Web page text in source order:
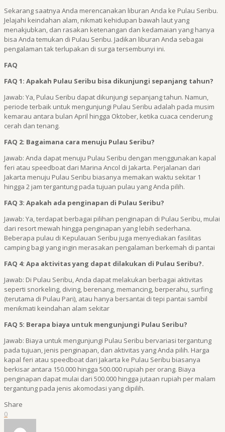
Sekarang saatnya Anda merencanakan liburan Anda ke Pulau Seribu.
Jelajahi keindahan alam, nikmati kehidupan bawah laut yang
menakjubkan, dan rasakan ketenangan dan kedamaian yang hanya
bisa Anda temukan di Pulau Seribu. Jadikan liburan Anda sebagai
pengalaman tak terlupakan di surga tersembunyi ini.
FAQ
FAQ 1: Apakah Pulau Seribu bisa dikunjungi sepanjang tahun?
Jawab: Ya, Pulau Seribu dapat dikunjungi sepanjang tahun. Namun,
periode terbaik untuk mengunjungi Pulau Seribu adalah pada musim
kemarau antara bulan April hingga Oktober, ketika cuaca cenderung
cerah dan tenang.
FAQ 2: Bagaimana cara menuju Pulau Seribu?
Jawab: Anda dapat menuju Pulau Seribu dengan menggunakan kapal
feri atau speedboat dari Marina Ancol di Jakarta. Perjalanan dari
Jakarta menuju Pulau Seribu biasanya memakan waktu sekitar 1
hingga 2 jam tergantung pada tujuan pulau yang Anda pilih.
FAQ 3: Apakah ada penginapan di Pulau Seribu?
Jawab: Ya, terdapat berbagai pilihan penginapan di Pulau Seribu, mulai
dari resort mewah hingga penginapan yang lebih sederhana.
Beberapa pulau di Kepulauan Seribu juga menyediakan fasilitas
camping bagi yang ingin merasakan pengalaman berkemah di pantai
FAQ 4: Apa aktivitas yang dapat dilakukan di Pulau Seribu?.
Jawab: Di Pulau Seribu, Anda dapat melakukan berbagai aktivitas
seperti snorkeling, diving, berenang, memancing, berperahu, surfing
(terutama di Pulau Pari), atau hanya bersantai di tepi pantai sambil
menikmati keindahan alam sekitar
FAQ 5: Berapa biaya untuk mengunjungi Pulau Seribu?
Jawab: Biaya untuk mengunjungi Pulau Seribu bervariasi tergantung
pada tujuan, jenis penginapan, dan aktivitas yang Anda pilih. Harga
kapal feri atau speedboat dari Jakarta ke Pulau Seribu biasanya
berkisar antara 150.000 hingga 500.000 rupiah per orang. Biaya
penginapan dapat mulai dari 500.000 hingga jutaan rupiah per malam
tergantung pada jenis akomodasi yang dipilih.
Share
0